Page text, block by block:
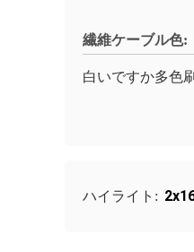
繊維ケーブル色:
白いですか多色
ハイライト: